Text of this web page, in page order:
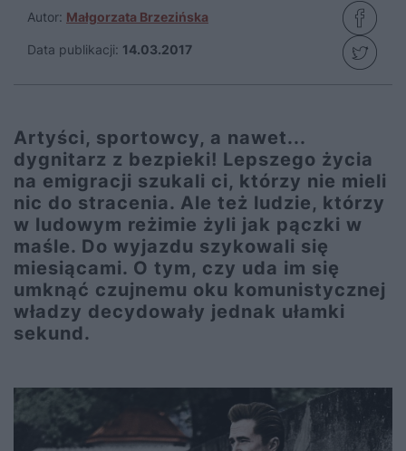
Autor: Małgorzata Brzezińska
Data publikacji: 14.03.2017
Artyści, sportowcy, a nawet...
dygnitarz z bezpieki! Lepszego życia
na emigracji szukali ci, którzy nie mieli
nic do stracenia. Ale też ludzie, którzy
w ludowym reżimie żyli jak pączki w
maśle. Do wyjazdu szykowali się
miesiącami. O tym, czy uda im się
umknąć czujnemu oku komunistycznej
władzy decydowały jednak ułamki
sekund.